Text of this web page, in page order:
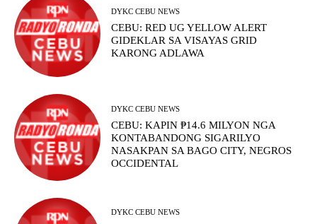
DYKC CEBU NEWS
CEBU: RED UG YELLOW ALERT
GIDEKLAR SA VISAYAS GRID
KARONG ADLAWA
DYKC CEBU NEWS
CEBU: KAPIN ₱14.6 MILYON NGA
KONTABANDONG SIGARILYO
NASAKPAN SA BAGO CITY, NEGROS
OCCIDENTAL
DYKC CEBU NEWS